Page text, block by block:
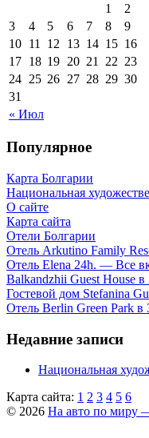
« Июл
1
2
3
4 5 6 7 8
9
10 11 12 13 14 15 16
17 18 19 20 21 22 23
24 25 26 27 28 29 30
31
Популярное
Карта Болгарии
Национальная
О сайте
Карта сайта
Отели Болгарии
Отель Arkutino Family
Отель Elena 24h. — Все
Balkandzhii Guest House
Гостевой дом Stefanina
Отель Berlin Green Park в
Недавние записи
Национальная
Карта сайта: 1 2 3 4 5 6
© 2026 На авто по миру